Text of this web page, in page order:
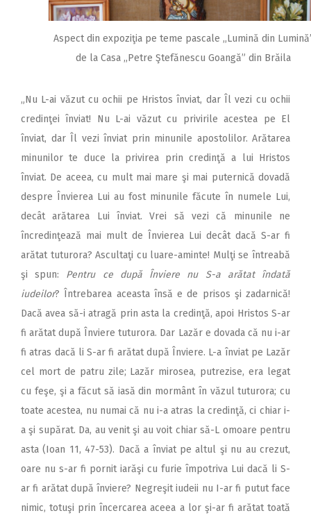
Aspect din expoziţia pe teme pascale ,,Lumină din
de la Casa ,,Petre Ştefănescu Goangă” din Brăila
„Nu L-ai văzut cu ochii pe Hristos înviat, dar Îl vezi cu ochii
credinţei înviat! Nu L-ai văzut cu privirile acestea pe El
înviat, dar Îl vezi înviat prin minunile apostolilor. Arătarea
minunilor te duce la privirea prin credinţă a lui Hristos
înviat. De aceea, cu mult mai mare şi mai puternică dovadă
despre Învierea Lui au fost minunile făcute în numele Lui,
decât arătarea Lui înviat. Vrei să vezi că minunile ne
încredinţează mai mult de Învierea Lui decât dacă S-ar fi
arătat tuturora? Ascultaţi cu luare-aminte! Mulţi se întreabă
şi spun: Pentru ce după Înviere nu S-a arătat îndată
iudeilor? Întrebarea aceasta însă e de prisos şi zadarnică!
Dacă avea să-i atragă prin asta la credinţă, apoi Hristos S-ar
fi arătat după Înviere tuturora. Dar Lazăr e dovada că nu i-ar
fi atras dacă li S-ar fi arătat după Înviere. L-a înviat pe Lazăr
cel mort de patru zile; Lazăr mirosea, putrezise, era legat
cu feşe, şi a făcut să iasă din mormânt în văzul tuturora; cu
toate acestea, nu numai că nu i-a atras la credinţă, ci chiar i-
a şi supărat. Da, au venit şi au voit chiar să-L omoare pentru
asta (Ioan 11, 47-53). Dacă a înviat pe altul şi nu au crezut,
oare nu s-ar fi pornit iarăşi cu furie împotriva Lui dacă li S-
ar fi arătat după înviere? Negreşit iudeii nu I-ar fi putut face
nimic, totuşi prin încercarea aceea a lor şi-ar fi arătat toată